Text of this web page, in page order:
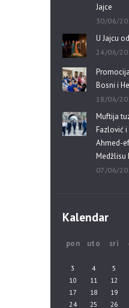
Jajce
30/06/
U Jajcu
24/06/
Bosni i
18/06/
Muftija
Fazlović
Ahmed-
Medžlisu
07/06/
Kalendar
pon uto sri
3
4 5
10
11 12
17
18 19
24
25 26